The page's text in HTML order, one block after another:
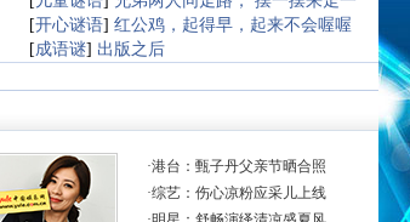
[开心谜语] 红公鸡，起得早，起来不会喔喔
[成语谜] 出版之后